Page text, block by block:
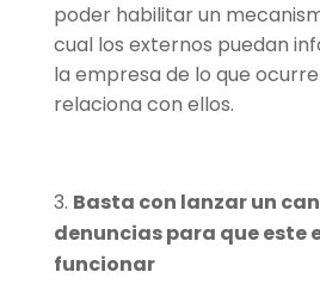
poder habilitar un
cual los externos puedan
la empresa de lo que
relaciona con ellos.
Basta con lanzar un
denuncias para que este
funcionar